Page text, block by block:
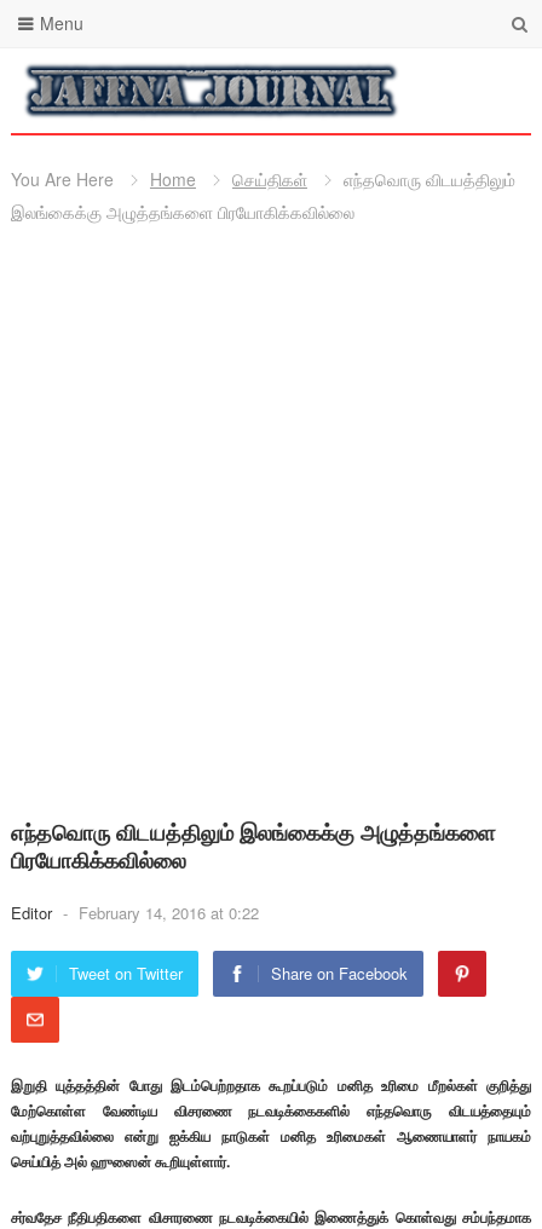
Menu
You Are Here Home செய்திகள்
எந்தவொரு விடயத்திலும்
இலங்கைக்கு அழுத்தங்களை பிரயோகிக்கவில்லை
எந்தவொரு விடயத்திலும் இலங்கைக்கு அழுத்தங்களை
பிரயோகிக்கவில்லை
Editor - February 14, 2016 at 0:22
Tweet on Twitter Share on Facebook
இறுதி யுத்தத்தின் போது இடம்பெற்றதாக கூறப்படும் மனித உரிமை மீறல்கள் குறித்து
மேற்கொள்ள வேண்டிய விசரணை நடவடிக்கைகளில் எந்தவொரு விடயத்தையும்
வற்புறுத்தவில்லை என்று ஐக்கிய நாடுகள் மனித உரிமைகள் ஆணையாளர் நாயகம்
செய்யித் அல் ஹுஸைன் கூறியுள்ளார்.
சர்வதேச நீதிபதிகளை விசாரணை நடவடிக்கையில் இணைத்துக் கொள்வது சம்பந்தமாக